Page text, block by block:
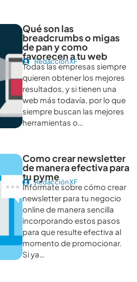
Qué son las
breadcrumbs o migas
de pan y como
favorecen a tu web
Redacción XF
Todas las empresas siempre
quieren obtener los mejores
resultados, y si tienen una
web más todavía, por lo que
siempre buscan las mejores
herramientas o…
Como crear newsletter
de manera efectiva para
tu pyme
Redacción XF
Infórmate sobre cómo crear
newsletter para tu negocio
online de manera sencilla
incorporando estos pasos
para que resulte efectiva al
momento de promocionar.
Si ya…